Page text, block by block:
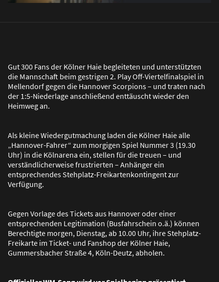
Gut 300 Fans der Kölner Haie begleiteten und unterstützten
die Mannschaft beim gestrigen 2. Play Off-Viertelfinalspiel in
Mellendorf gegen die Hannover Scorpions – und traten nach
der 1:5-Niederlage anschließend enttäuscht wieder den
Heimweg an.
Als kleine Wiedergutmachung laden die Kölner Haie alle
„Hannover-Fahrer“ zum morgigen Spiel Nummer 3 (19.30
Uhr) in die Kölnarena ein, stellen für die treuen – und
verständlicherweise frustrierten – Anhänger ein
entsprechendes Stehplatz-Freikartenkontingent zur
Verfügung.
Gegen Vorlage des Tickets aus Hannover oder einer
entsprechenden Legitimation (Busfahrschein o.ä.) können
Berechtigte morgen, Dienstag, ab 10.00 Uhr, ihre Stehplatz-
Freikarte im Ticket- und Fanshop der Kölner Haie,
Gummersbacher Straße 4, Köln-Deutz, abholen.